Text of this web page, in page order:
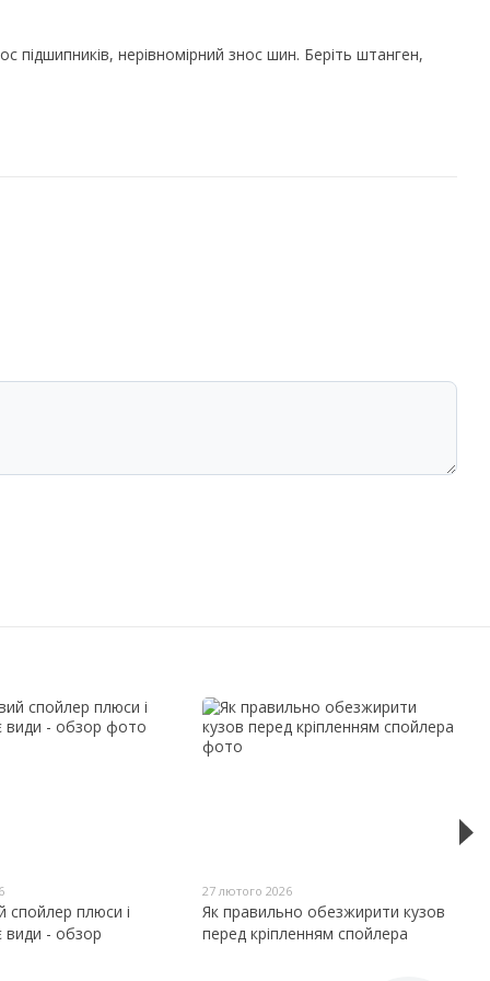
нерівномірний знос шин. Беріть штанген,
спойлер плюси і
види - обзор
27 лютого 2026
Як правильно обезжирити кузов
перед кріпленням спойлера